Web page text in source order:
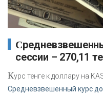
Средневзвешенный курс на утренней
сессии – 270,11
Курс тенге к доллару на
Средневзвешенный курс